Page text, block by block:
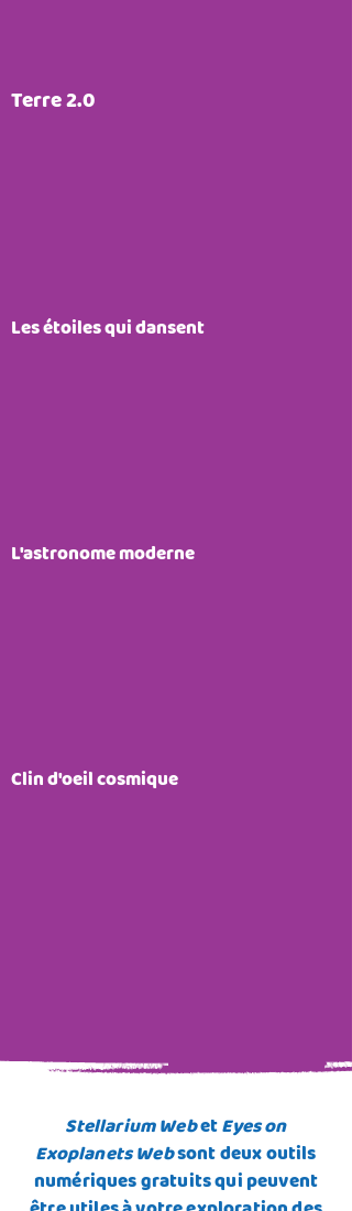
Terre 2.0
Les étoiles qui dansent
L'astronome moderne
Clin d'oeil cosmique
Stellarium WebetEyes on
Exoplanets Websont deux outils
numériques gratuits qui peuvent